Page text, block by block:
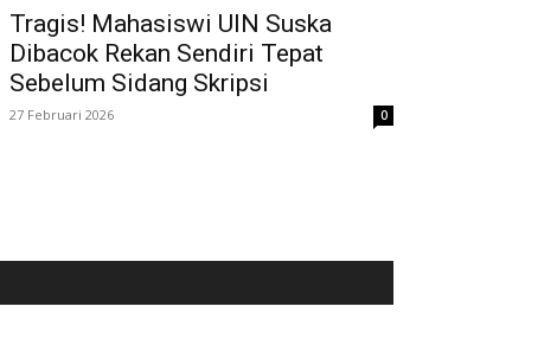
Tragis! Mahasiswi UIN Suska
Dibacok Rekan Sendiri Tepat
Sebelum Sidang Skripsi
27 Februari 2026 0